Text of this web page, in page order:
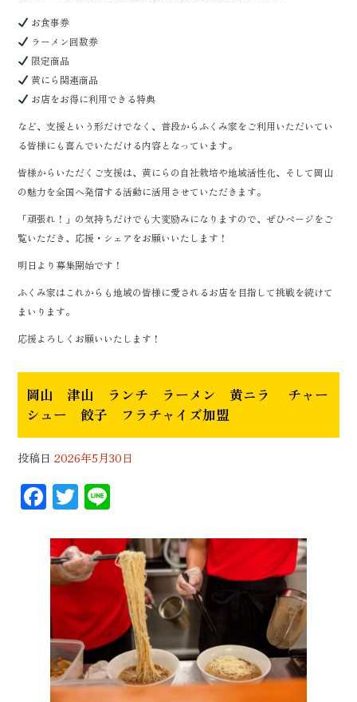
お食事券
ラーメン回数券
限定商品
黄にら関連商品
お店をお得に利用できる特典
など、支援という形だけでなく、普段からふくみ家をご利用いただいてい
る皆様にも喜んでいただける内容となっています。
皆様からいただくご支援は、黄にらの自社栽培や地域活性化、そして岡山
の魅力を全国へ発信する活動に活用させていただきます。
「頑張れ！」の気持ちだけでも大変励みになりますので、ぜひページをご
覧いただき、応援・シェアをお願いいたします！
明日より募集開始です！
ふくみ家はこれからも地域の皆様に愛されるお店を目指して挑戦を続けて
まいります。
応援よろしくお願いいたします！
岡山 津山 ランチ ラーメン 黄ニラ チャー
シュー 餃子 フラチャイズ加盟
投稿日 2026年5月30日
F
eb
oo
k
T
tt
er
e